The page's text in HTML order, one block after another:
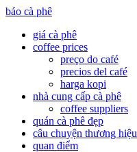
báo cà phê
giá cà phê
coffee prices
preço do café
precios del café
harga kopi
nhà cung cấp cà phê
coffee suppliers
quán cà phê đẹp
câu chuyện thương hiệu
quan điểm